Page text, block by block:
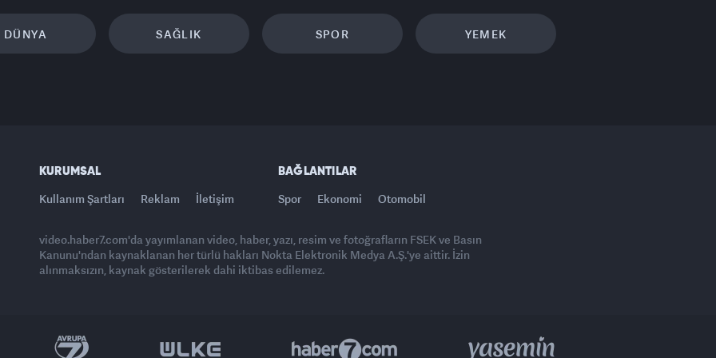
DÜNYA SAĞLIK SPOR YEMEK
KURUMSAL
Kullanım Şartları Reklam İletişim
BAĞLANTILAR
Spor Ekonomi Otomobil
video.haber7.com'da yayımlanan video, haber, yazı, resim ve fotoğrafların FSEK ve Basın
Kanunu'ndan kaynaklanan her türlü hakları Nokta Elektronik Medya A.Ş.'ye aittir. İzin
alınmaksızın, kaynak gösterilerek dahi iktibas edilemez.